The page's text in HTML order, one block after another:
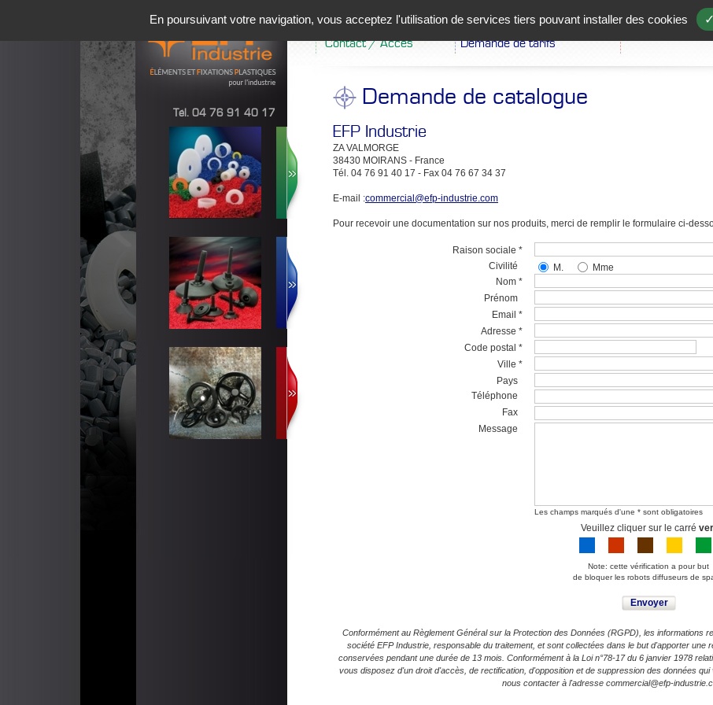
Demande de catalogue
EFP Industrie
ZA VALMORGE
38430 MOIRANS - France
Tél. 04 76 91 40 17 - Fax 04 76 67 34 37
E-mail :commercial@efp-industrie.com
Pour recevoir une documentation sur nos produits, merci de remplir le formulaire ci-
Raison sociale *
Civilité
M.
Mme
Nom *
Prénom
Email *
Adresse *
Code postal *
Ville *
Pays
Téléphone
Fax
Message
Les champs marqués d'une * sont obligatoires
Veuillez cliquer sur le carré
Note: cette vérification a pour but
de bloquer les robots diffuseurs de
Envoyer
Conformément au Règlement Général sur la Protection des Données (RGPD), les informations
société EFP Industrie, responsable du traitement, et sont collectées dans le but d'apporter une
conservées pendant une durée de 13 mois. Conformément à la Loi n°78-17 du 6 janvier 1978
vous disposez d'un droit d'accès, de rectification, d'opposition et de suppression des données
nous contacter à l'adresse commercial@efp-
Tél. 04 76 91 40 17
Présentation
Contact / Accès
Demande d'échantillons
Demande de tarifs
commandes
En poursuivant votre navigation, vous acceptez l'utilisation de services tiers pouvant installer des cookies